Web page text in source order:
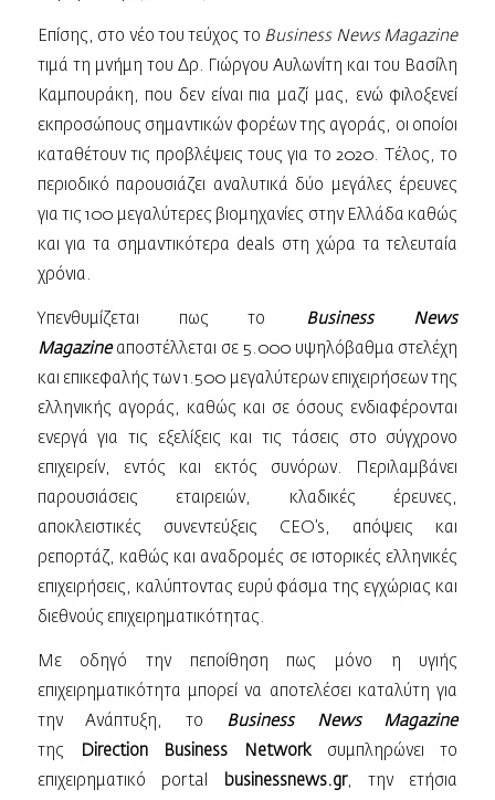
Επίσης, στο νέο του τεύχος το Business News Magazine
τιμά τη μνήμη του Δρ. Γιώργου Αυλωνίτη και του Βασίλη
Καμπουράκη, που δεν είναι πια μαζί μας, ενώ φιλοξενεί
εκπροσώπους σημαντικών φορέων της αγοράς, οι οποίοι
καταθέτουν τις προβλέψεις τους για το 2020. Τέλος, το
περιοδικό παρουσιάζει αναλυτικά δύο μεγάλες έρευνες
για τις 100 μεγαλύτερες βιομηχανίες στην Ελλάδα καθώς
και για τα σημαντικότερα deals στη χώρα τα τελευταία
χρόνια.
Υπενθυμίζεται πως το
Business News
Μagazineαποστέλλεται σε 5.000 υψηλόβαθμα στελέχη
και επικεφαλής των 1.500 μεγαλύτερων επιχειρήσεων της
ελληνικής αγοράς, καθώς και σε όσους ενδιαφέρονται
ενεργά για τις εξελίξεις και τις τάσεις στο σύγχρονο
επιχειρείν, εντός και εκτός συνόρων. Περιλαμβάνει
παρουσιάσεις εταιρειών, κλαδικές έρευνες,
αποκλειστικές συνεντεύξεις CEO’s, απόψεις και
ρεπορτάζ, καθώς και αναδρομές σε ιστορικές ελληνικές
επιχειρήσεις, καλύπτοντας ευρύ φάσμα της εγχώριας και
διεθνούς επιχειρηματικότητας.
Με οδηγό την πεποίθηση πως μόνο η υγιής
επιχειρηματικότητα μπορεί να αποτελέσει καταλύτη για
την Ανάπτυξη, το
Business News Μagazine
της
Direction Business Networkσυμπληρώνει το
επιχειρηματικό portal
businessnews.gr, την ετήσια